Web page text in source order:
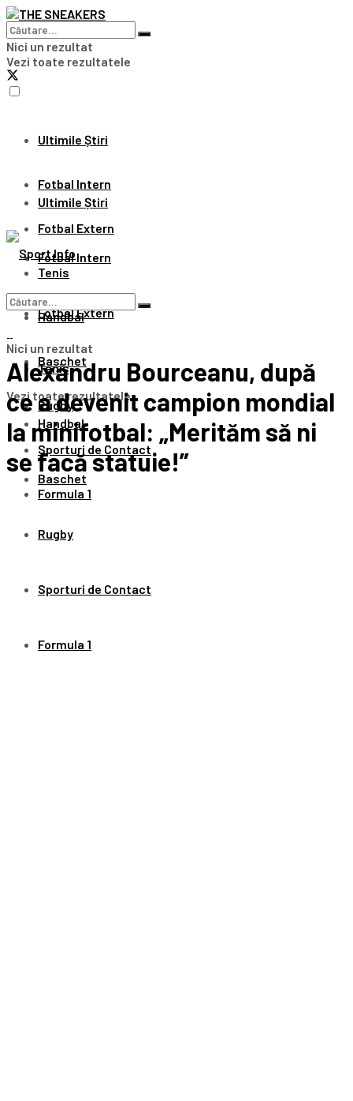
Nici un rezultat
Vezi toate rezultatele
Ultimile Știri
Fotbal Intern
Fotbal Extern
Tenis
Handbal
Baschet
Rugby
Sporturi de Contact
Formula 1
Ultimile Știri
Fotbal Intern
Fotbal Extern
Tenis
Handbal
Baschet
Rugby
Sporturi de Contact
Formula 1
Nici un rezultat
Vezi toate rezultatele
Alexandru Bourceanu, după
ce a devenit campion mondial
la minifotbal: „Merităm să ni
se facă statuie!”